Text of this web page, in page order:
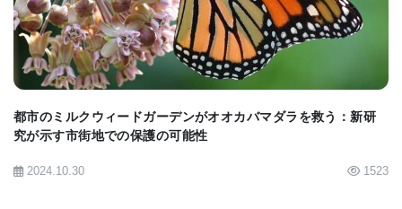
は期待したような成果を挙げなかった。
遺伝子の塩基配列解読は可能だったが、DNAを増幅
するために用いたテクニックでは、ゲノム・アセン
ブリ全体の再構築には信頼性が持てなかった。Dr.
Palmerは、「そのため、出発点に戻って、もう一
都市のミルクウィードガーデンがオオカバマダラを救う：新研
究が示す市街地での保護の可能性
2024.10.30 1523